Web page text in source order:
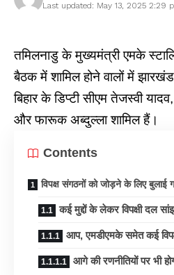
Last updated: May 13, 2025 2:29
तमिलनाडु के मुख्यमंत्री एमके
बैठक में शामिल होने वालों में
बिहार के डिप्टी सीएम तेजस्वी
और फारूक अब्दुल्ला शामिल हैं।
Contents
विपक्ष संगठनों को जोड़ने के लिए बुलाई
कई मुद्दों के लेकर विपक्षी दल
आप, एमडीएमके समेत कई
आगे की रणनीतियों पर भी